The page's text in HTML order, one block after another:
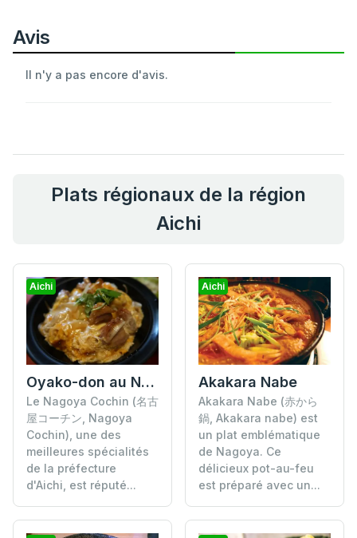
Avis
Il n'y a pas encore d'avis.
Plats régionaux de la région
Aichi
Aichi
Oyako-don au Nagoya Cochin
Le Nagoya Cochin (名古
屋コーチン, Nagoya
Cochin), une des
meilleures spécialités
de la préfecture
d'Aichi, est réputé...
Aichi
Akakara Nabe
Akakara Nabe (赤から
鍋, Akakara nabe) est
un plat emblématique
de Nagoya. Ce
délicieux pot-au-feu
est préparé avec un...